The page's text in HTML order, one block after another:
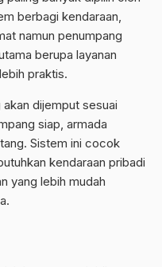
berbagi kendaraan,
namun penumpang
berupa layanan
praktis.
dijemput sesuai
siap, armada
Sistem ini cocok
kendaraan pribadi
yang lebih mudah